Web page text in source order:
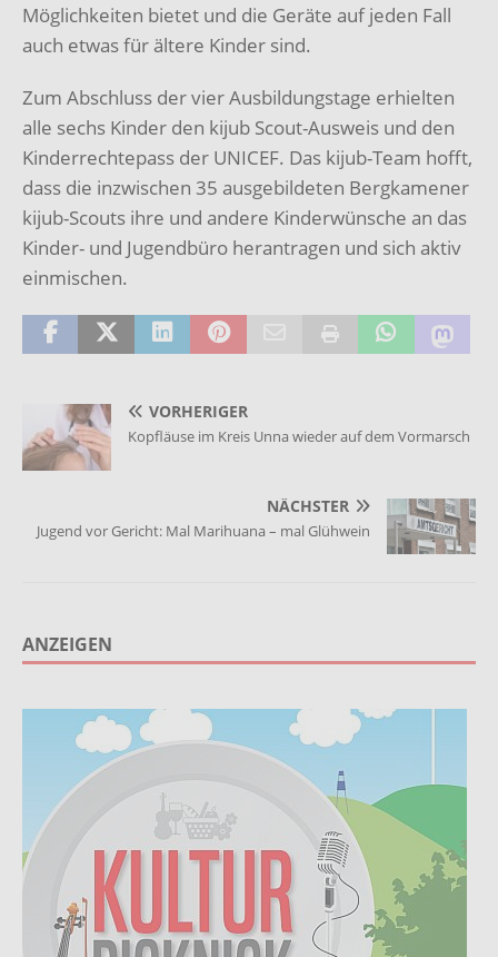
Möglichkeiten bietet und die Geräte auf jeden Fall
auch etwas für ältere Kinder sind.
Zum Abschluss der vier Ausbildungstage erhielten
alle sechs Kinder den kijub Scout-Ausweis und den
Kinderrechtepass der UNICEF. Das kijub-Team hofft,
dass die inzwischen 35 ausgebildeten Bergkamener
kijub-Scouts ihre und andere Kinderwünsche an das
Kinder- und Jugendbüro herantragen und sich aktiv
einmischen.
VORHERIGER
Kopfläuse im Kreis Unna wieder auf dem Vormarsch
NÄCHSTER
Jugend vor Gericht: Mal Marihuana – mal Glühwein
ANZEIGEN